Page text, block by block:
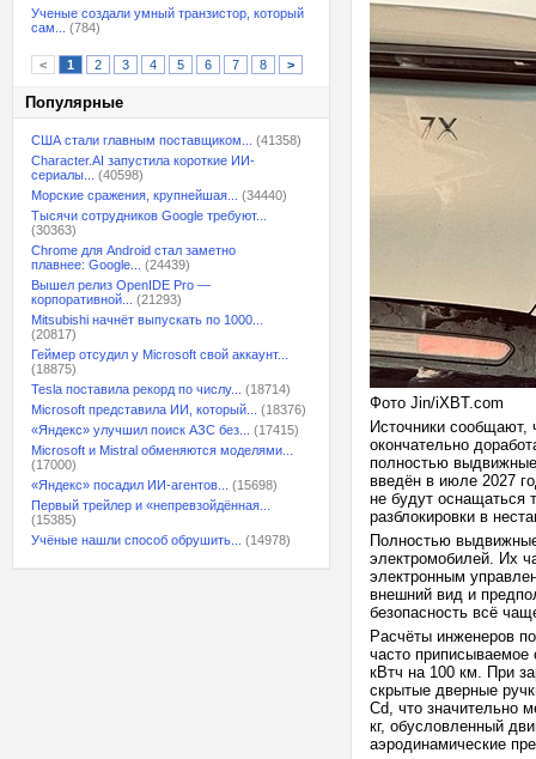
Ученые создали умный транзистор, который
сам...
(784)
< 1 2 3 4 5 6 7 8 >
Популярные
США стали главным поставщиком...
(41358)
Character.AI запустила короткие ИИ-
сериалы...
(40598)
Морские сражения, крупнейшая...
(34440)
Тысячи сотрудников Google требуют...
(30363)
Chrome для Android стал заметно
плавнее: Google...
(24439)
Вышел релиз OpenIDE Pro —
корпоративной...
(21293)
Mitsubishi начнёт выпускать по 1000...
(20817)
Геймер отсудил у Microsoft свой аккаунт...
(18875)
Tesla поставила рекорд по числу...
(18714)
Microsoft представила ИИ, который...
(18376)
«Яндекс» улучшил поиск АЗС без...
(17415)
Microsoft и Mistral обменяются моделями...
(17000)
«Яндекс» посадил ИИ-агентов...
(15698)
Первый трейлер и «непревзойдённая...
(15385)
Учёные нашли способ обрушить...
(14978)
Фото Jin/iXBT.com
Источники сообщают,
окончательно
полностью
введён в июле 2027
не будут оснащаться
разблокировки в
Полностью
электромобилей. Их
электронным
внешний вид и
безопасность всё
Расчёты инженеров
часто
кВтч на 100 км. При
скрытые дверные
Cd, что значительно
кг, обусловленный
аэродинамические